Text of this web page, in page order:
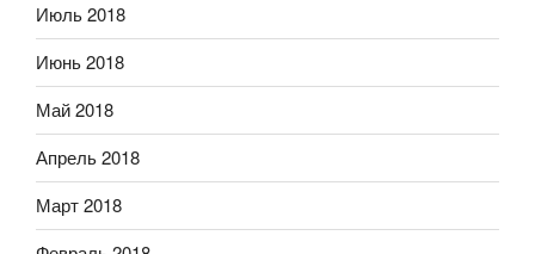
Июль 2018
Июнь 2018
Май 2018
Апрель 2018
Март 2018